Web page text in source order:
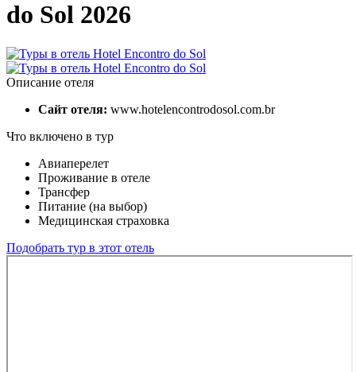
do Sol 2026
Описание отеля
Сайт отеля: www.hotelencontrodosol.com.br
Что включено в тур
Авиаперелет
Проживание в отеле
Трансфер
Питание (на выбор)
Медицинская страховка
Подобрать тур в этот отель